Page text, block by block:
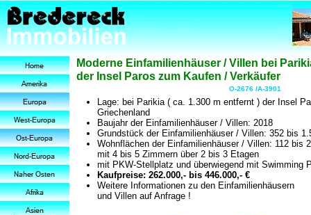
Moderne Einfamilienhäuser / Villen bei
der Insel Paros zum Kaufen / Verkäufer
O-2676 /A-3901
Lage: bei Parikia ( ca. 1.300 m entfernt ) der Insel
Griechenland
Baujahr der Einfamilienhäuser / Villen: 2018
Grundstück der Einfamilienhäuser / Villen: 352 bis
Wohnflächen der Einfamilienhäuser / Villen: 112 bis
mit 4 bis 5 Zimmern über 2 bis 3 Etagen
mit PKW-Stellplatz und überwiegend mit Swimming
Kaufpreise: 262.000,- bis 446.000,- €
Weitere Informationen zu den Einfamilienhäusern
und Villen auf Anfrage !